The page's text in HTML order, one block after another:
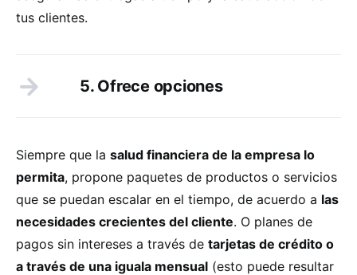
tus clientes.
5. Ofrece opciones
Siempre que la salud financiera de la empresa lo
permita, propone paquetes de productos o servicios
que se puedan escalar en el tiempo, de acuerdo a las
necesidades crecientes del cliente. O planes de
pagos sin intereses a través de tarjetas de crédito o
a través de una iguala mensual (esto puede resultar